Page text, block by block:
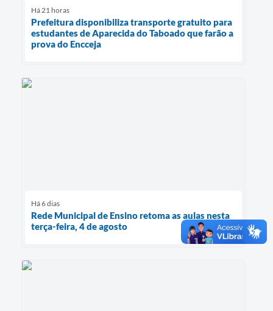
Há 21 horas
Prefeitura disponibiliza transporte gratuito para
estudantes de Aparecida do Taboado que farão a
prova do Encceja
Há 6 dias
Rede Municipal de Ensino retoma as aulas nesta
terça-feira, 4 de agosto